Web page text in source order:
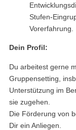
Stufen-
Dein Profil:
Du arbeitest gerne
Gruppensetting,
Unterstützung im
sie zugehen.
Die Förderung von
Dir ein Anliegen.